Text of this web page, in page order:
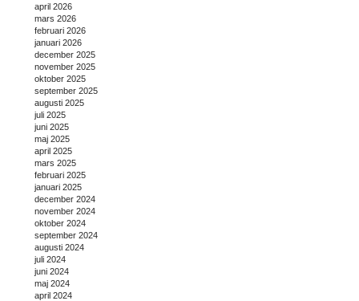
april 2026
mars 2026
februari 2026
januari 2026
december 2025
november 2025
oktober 2025
september 2025
augusti 2025
juli 2025
juni 2025
maj 2025
april 2025
mars 2025
februari 2025
januari 2025
december 2024
november 2024
oktober 2024
september 2024
augusti 2024
juli 2024
juni 2024
maj 2024
april 2024